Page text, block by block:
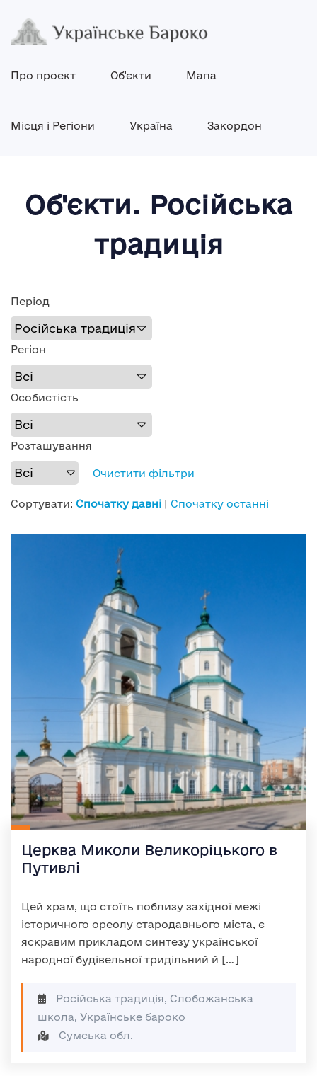
Про проект Об’єкти Мапа
Місця і Регіони Україна Закордон
Об'єкти. Російська
традиція
Період
Регіон
Особистість
Розташування
Очистити фільтри
Сортувати: Спочатку давні | Спочатку останні
Церква Миколи Великоріцького в
Путивлі
Цей храм, що стоїть поблизу західної межі
історичного ореолу стародавнього міста, є
яскравим прикладом синтезу української
народної будівельної тридільний й […]
Російська традиція, Слобожанська
школа, Українське бароко
Сумська обл.